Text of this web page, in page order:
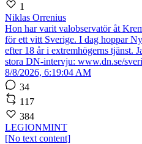
1
Niklas Orrenius
Hon har varit valobservatör åt
för ett vitt Sverige. I dag hoppar
efter 18 år i extremhögerns tjänst.
stora DN-intervju: www.dn.se/
8/8/2026, 6:19:04 AM
34
117
384
LEGIONMINT
[No text content]